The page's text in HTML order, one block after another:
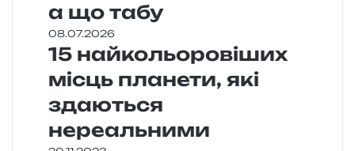
а що табу
08.07.2026
15 найкольоровіших
місць планети, які
здаються
нереальними